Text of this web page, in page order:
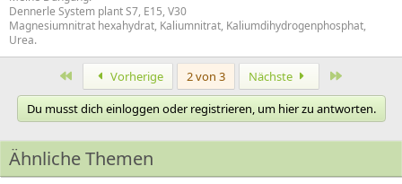
Dennerle System plant S7, E15, V30
Magnesiumnitrat hexahydrat, Kaliumnitrat, Kaliumdihydrogenphosphat,
Urea.
Erste Vorherige 2 von 3 Nächste
Du musst dich einloggen oder registrieren, um hier zu antworten.
Ähnliche Themen